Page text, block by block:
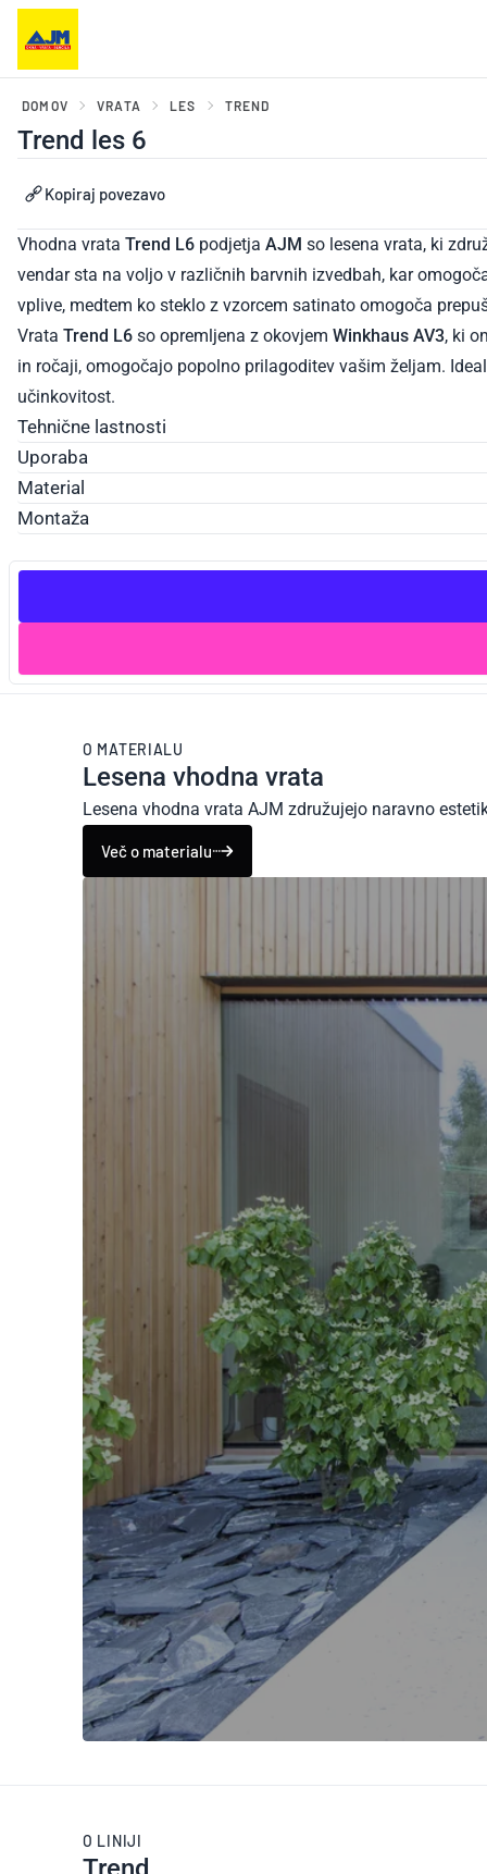
balkonska vrata in drsni
DOMOV VRATA LES TREND
Trend les 6
Kopiraj povezavo
Vhodna vrata Trend L6 podjetja AJM so lesena vrata, ki
vendar sta na voljo v različnih barvnih izvedbah, kar
vplive, medtem ko steklo z vzorcem satinato omogoča
Vrata Trend L6 so opremljena z okovjem Winkhaus AV3, ki
in ročaji, omogočajo popolno prilagoditev vašim željam.
učinkovitost.
Tehnične lastnosti
Uporaba
Material
Montaža
O MATERIALU
Lesena vhodna vrata
Lesena vhodna vrata AJM združujejo naravno
Več o materialu
O LINIJI